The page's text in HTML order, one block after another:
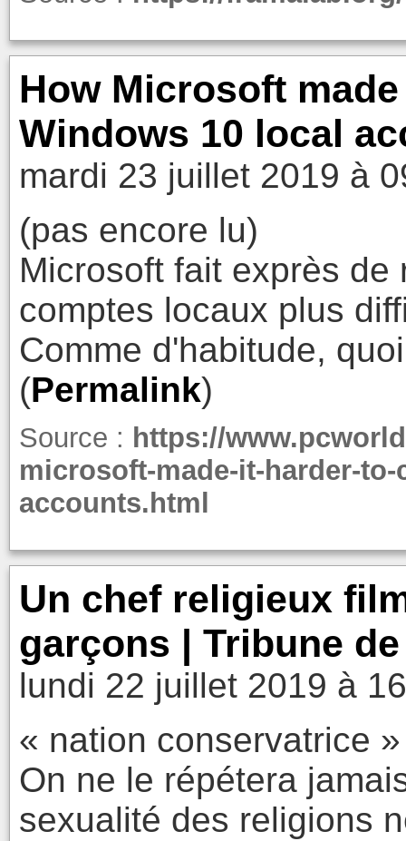
How Microsoft
Windows 10 local
mardi 23 juillet 2019 à
(pas encore lu)
Microsoft fait exprès
comptes locaux plus
Comme d'habitude,
(Permalink)
Source : https://
microsoft-made-it-harder-
accounts.html
Un chef religieux
garçons | Tribune
lundi 22 juillet 2019 à
« nation conservatrice
On ne le répétera
sexualité des religions